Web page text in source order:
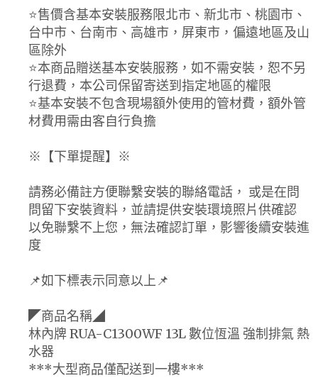
⭐️售價含基本安裝服務限北市、新北市、桃園市、
台中市、台南市、高雄市，屏東市，偏遠地區及山
區除外
⭐️本商品贈送基本安裝服務，如不需安裝，恕不另
行退費，本公司保留寄送到指定地區的權限
⭐️基本安裝不包含現場額外使用的管材費，額外管
材費用需由客自行負擔
※【下單提醒】※
請務必備註方便聯繫安裝的聯絡電話， 或是在問
問留下安裝資料，並請提供安裝環境照片供確認
以免聯繫不上您，無法確認訂單，影響後續安裝進
度
📌如下標表示同意以上📌
◤商品名稱◢
林內牌 RUA-C1300WF 13L 數位恆溫 強制排氣 熱
水器
***大型商品僅配送到一樓***